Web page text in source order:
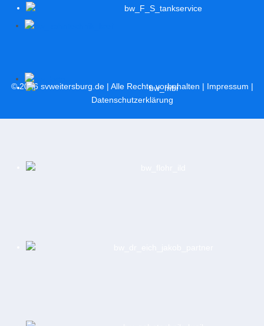
© 2026 svweitersburg.de| Alle Rechte vorbehalten | Impressum |
Datenschutzerklärung